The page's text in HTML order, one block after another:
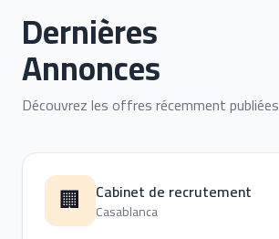
Dernières
Annonces
Découvrez les offres récemment publiées
🏢 Cabinet de recrutement
Casablanca